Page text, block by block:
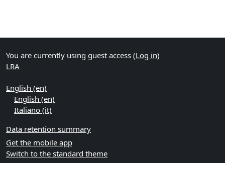
You are currently using guest access (Log in)
LRA
English ‎(en)‎
English ‎(en)‎
Italiano ‎(it)‎
Data retention summary
Get the mobile app
Switch to the standard theme